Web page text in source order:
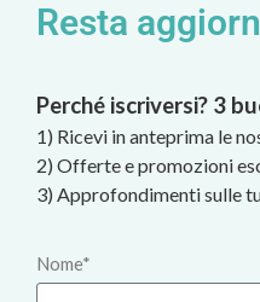
Resta
Perché iscriversi? 3
1) Ricevi in anteprima le
2) Offerte e promozioni
3) Approfondimenti sulle
Nome*